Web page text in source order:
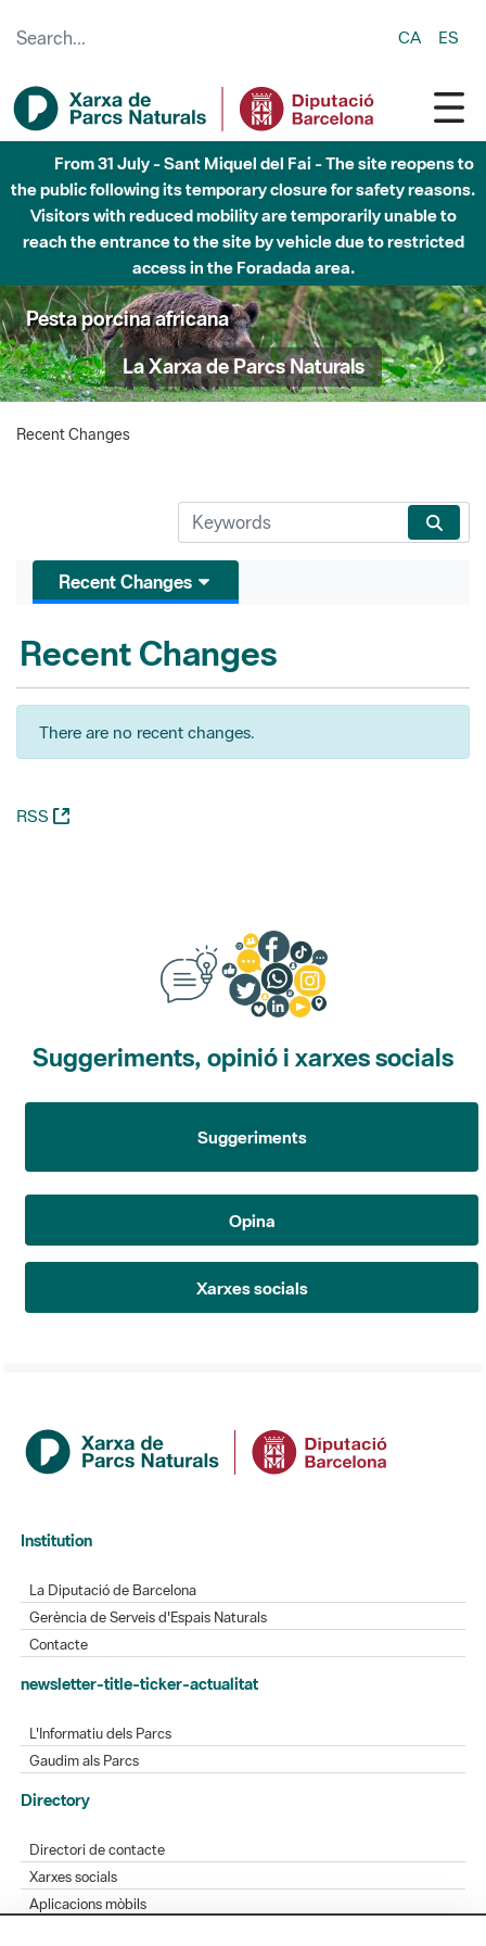
CA ES
From 31 July - Sant Miquel del Fai - The site reopens to
the public following its temporary closure for safety reasons.
Visitors with reduced mobility are temporarily unable to
reach the entrance to the site by vehicle due to restricted
access in the Foradada area.
Pesta porcina africana
La Xarxa de Parcs Naturals
Recent Changes
Recent Changes
Recent Changes
There are no recent changes.
RSS (Opens New Window)
Suggeriments, opinió i xarxes socials
Suggeriments
Opina
Xarxes socials
Institution
La Diputació de Barcelona
Gerència de Serveis d'Espais Naturals
Contacte
newsletter-title-ticker-actualitat
L'Informatiu dels Parcs
Gaudim als Parcs
Directory
Directori de contacte
Xarxes socials
Aplicacions mòbils